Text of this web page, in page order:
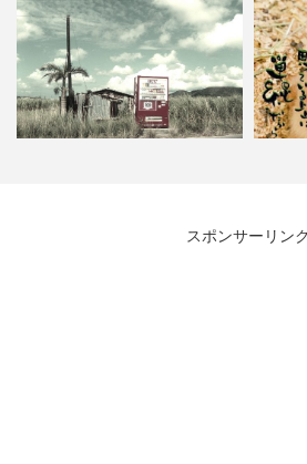
缶コーヒーは日本生まれ！？あの
投資
スポンサーリンク